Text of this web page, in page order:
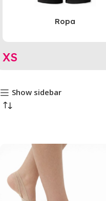
Ropa
XS
Show sidebar